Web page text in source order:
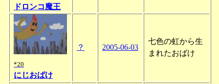
ドロンコ魔王
*20
にじおばけ
？ 2005-06-03
七色の虹から生
まれたおばけ